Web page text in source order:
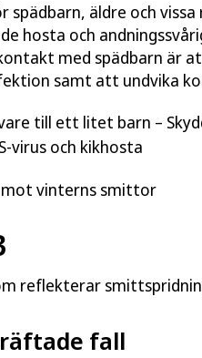
äldre och vissa
hosta och
med spädbarn är
samt att undvika
till ett litet barn –
virus och kikhosta
mot vinterns smittor
reflekterar
fall